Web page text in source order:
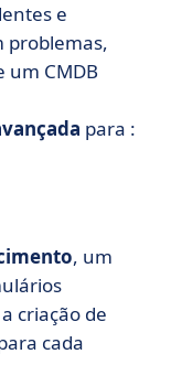
e
problemas,
um CMDB
para :
, um
criação de
cada